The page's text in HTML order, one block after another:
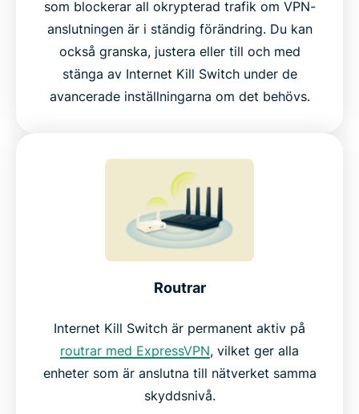
som blockerar all okrypterad trafik om VPN-
anslutningen är i ständig förändring. Du kan
också granska, justera eller till och med
stänga av Internet Kill Switch under de
avancerade inställningarna om det behövs.
Routrar
Internet Kill Switch är permanent aktiv på
routrar med ExpressVPN, vilket ger alla
enheter som är anslutna till nätverket samma
skyddsnivå.